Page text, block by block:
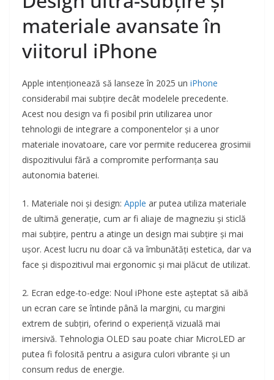
materiale avansate în
viitorul iPhone
Apple intenționează să lanseze în 2025 un iPhone
considerabil mai subțire decât modelele precedente.
Acest nou design va fi posibil prin utilizarea unor
tehnologii de integrare a componentelor și a unor
materiale inovatoare, care vor permite reducerea grosimii
dispozitivului fără a compromite performanța sau
autonomia bateriei.
1. Materiale noi și design: Apple ar putea utiliza materiale
de ultimă generație, cum ar fi aliaje de magneziu și sticlă
mai subțire, pentru a atinge un design mai subțire și mai
ușor. Acest lucru nu doar că va îmbunătăți estetica, dar va
face și dispozitivul mai ergonomic și mai plăcut de utilizat.
2. Ecran edge-to-edge: Noul iPhone este așteptat să aibă
un ecran care se întinde până la margini, cu margini
extrem de subțiri, oferind o experiență vizuală mai
imersivă. Tehnologia OLED sau poate chiar MicroLED ar
putea fi folosită pentru a asigura culori vibrante și un
consum redus de energie.